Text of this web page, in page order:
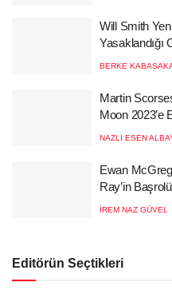
Will Smith
Yasaklandığı
BERKE
Martin
Moon 2023’e
NAZLI ESEN
Ewan
Ray’in
İREM NAZ GÜVEL
Editörün Seçtikleri